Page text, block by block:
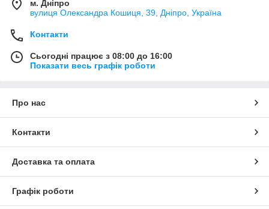
м. Дніпро
вулиця Олександра Кошиця, 39, Дніпро, Україна
Контакти
Сьогодні працює з 08:00 до 16:00
Показати весь графік роботи
Про нас
Контакти
Доставка та оплата
Графік роботи